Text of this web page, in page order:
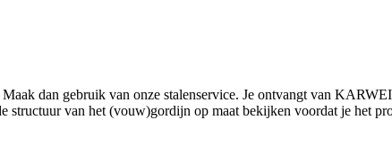
dan gebruik van onze stalenservice. Je ontvangt van
van het (vouw)gordijn op maat bekijken voordat je het